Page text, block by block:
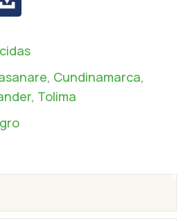
, Cundinamarca,
, Tolima